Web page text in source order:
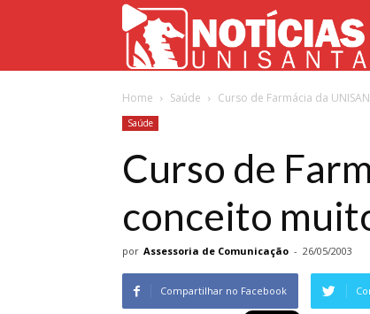
Home Saúde Curso de Farmácia da
Saúde
Curso de
conceito
por Assessoria de Comunicação - 26/05/2003
Compartilhar no Facebook